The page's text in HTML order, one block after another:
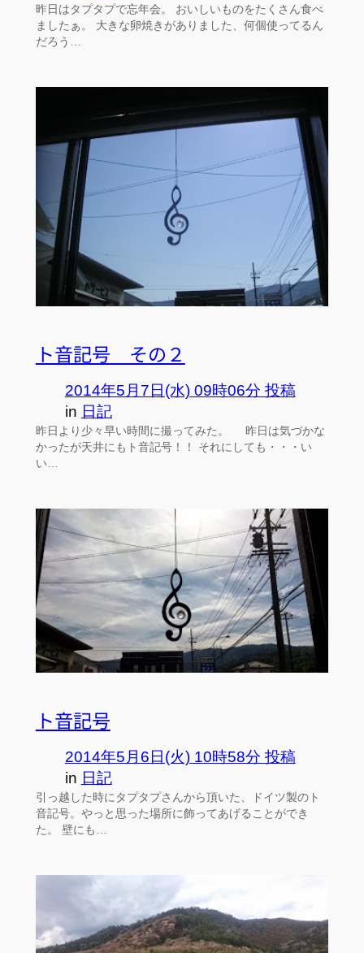
昨日はタプタプで忘年会。 おいしいものをたくさん食べ
ましたぁ。 大きな卵焼きがありました、何個使ってるん
だろう…
ト音記号 その２
2014年5月7日(水) 09時06分 投稿
in 日記
昨日より少々早い時間に撮ってみた。 昨日は気づかな
かったが天井にもト音記号！！ それにしても・・・い
い…
ト音記号
2014年5月6日(火) 10時58分 投稿
in 日記
引っ越した時にタプタプさんから頂いた、ドイツ製のト
音記号。やっと思った場所に飾ってあげることができ
た。 壁にも…